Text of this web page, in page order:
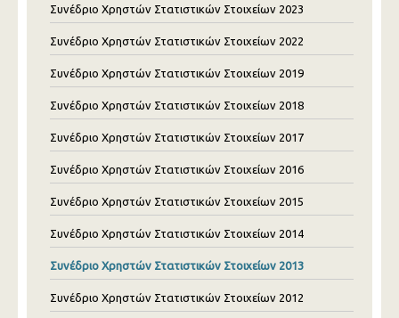
Συνέδριο Χρηστών Στατιστικών Στοιχείων 2023
Συνέδριο Χρηστών Στατιστικών Στοιχείων 2022
Συνέδριο Χρηστών Στατιστικών Στοιχείων 2019
Συνέδριο Χρηστών Στατιστικών Στοιχείων 2018
Συνέδριο Χρηστών Στατιστικών Στοιχείων 2017
Συνέδριο Χρηστών Στατιστικών Στοιχείων 2016
Συνέδριο Χρηστών Στατιστικών Στοιχείων 2015
Συνέδριο Χρηστών Στατιστικών Στοιχείων 2014
Συνέδριο Χρηστών Στατιστικών Στοιχείων 2013
Συνέδριο Χρηστών Στατιστικών Στοιχείων 2012